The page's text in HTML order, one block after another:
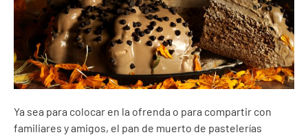
Ya sea para colocar en la ofrenda o para compartir con
familiares y amigos, el pan de muerto de pastelerías